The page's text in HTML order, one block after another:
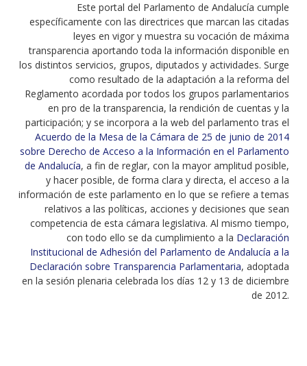
Este portal del Parlamento de Andalucía cumple
específicamente con las directrices que marcan las citadas
leyes en vigor y muestra su vocación de máxima
transparencia aportando toda la información disponible en
los distintos servicios, grupos, diputados y actividades. Surge
como resultado de la adaptación a la reforma del
Reglamento acordada por todos los grupos parlamentarios
en pro de la transparencia, la rendición de cuentas y la
participación; y se incorpora a la web del parlamento tras el
Acuerdo de la Mesa de la Cámara de 25 de junio de 2014
sobre Derecho de Acceso a la Información en el Parlamento
de Andalucía, a fin de reglar, con la mayor amplitud posible,
y hacer posible, de forma clara y directa, el acceso a la
información de este parlamento en lo que se refiere a temas
relativos a las políticas, acciones y decisiones que sean
competencia de esta cámara legislativa. Al mismo tiempo,
con todo ello se da cumplimiento a la Declaración
Institucional de Adhesión del Parlamento de Andalucía a la
Declaración sobre Transparencia Parlamentaria, adoptada
en la sesión plenaria celebrada los días 12 y 13 de diciembre
de 2012.